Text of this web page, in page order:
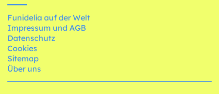
Funidelia auf der Welt
Impressum und AGB
Datenschutz
Cookies
Sitemap
Über uns